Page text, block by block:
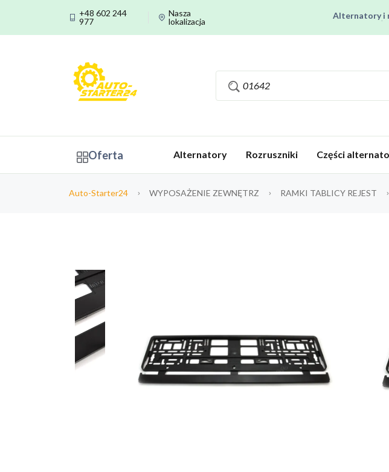
+48 602 244
977
Nasza
lokalizacja
Alternatory i
Pracujemy od
Oferta Alternatory Rozruszniki Części
Auto-Starter24 WYPOSAŻENIE ZEWNĘTRZ RAMKI TABLICY REJEST